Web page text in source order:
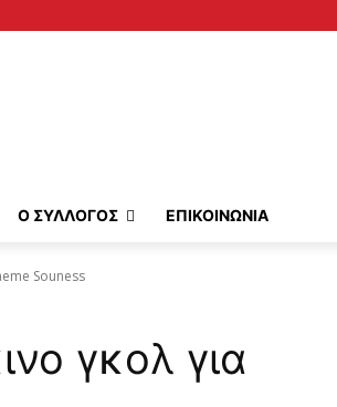
Ο ΣΥΛΛΟΓΟΣ ΕΠΙΚΟΙΝΩΝΙΑ
Souness
γκολ για